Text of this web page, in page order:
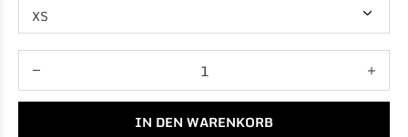
IN DEN WARENKORB